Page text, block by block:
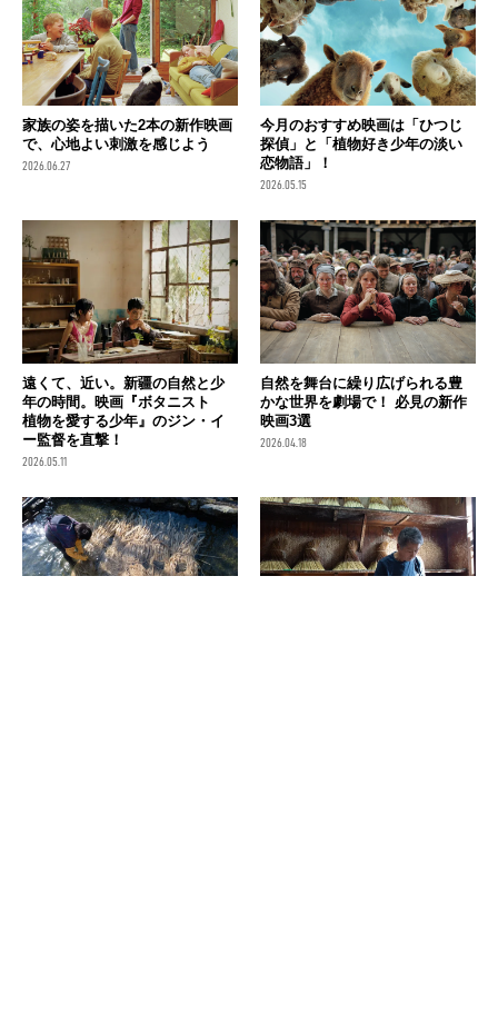
家族の姿を描いた2本の新作映画
で、心地よい刺激を感じよう
2026.06.27
今月のおすすめ映画は「ひつじ
探偵」と「植物好き少年の淡い
恋物語」！
2026.05.15
遠くて、近い。新疆の自然と少
年の時間。映画『ボタニスト
植物を愛する少年』のジン・イ
ー監督を直撃！
2026.05.11
自然を舞台に繰り広げられる豊
かな世界を劇場で！ 必見の新作
映画3選
2026.04.18